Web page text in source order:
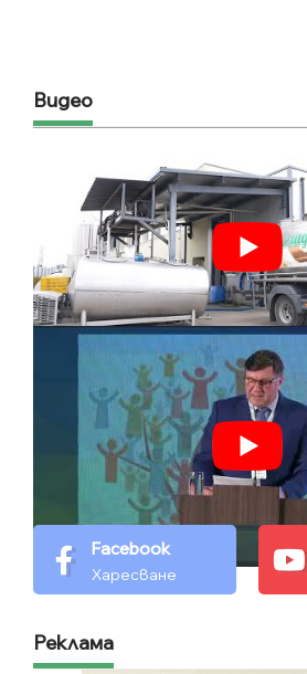
Видео
Facebook
Харесване
Реклама